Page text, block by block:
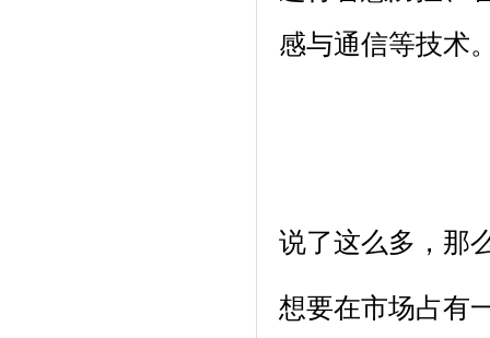
感与通信等技术
说了这么多，那
想要在市场占有